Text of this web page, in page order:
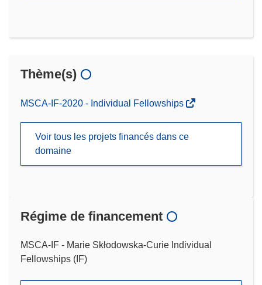
Thème(s)
MSCA-IF-2020 - Individual Fellowships
Voir tous les projets financés dans ce
domaine
Régime de financement
MSCA-IF - Marie Skłodowska-Curie Individual
Fellowships (IF)